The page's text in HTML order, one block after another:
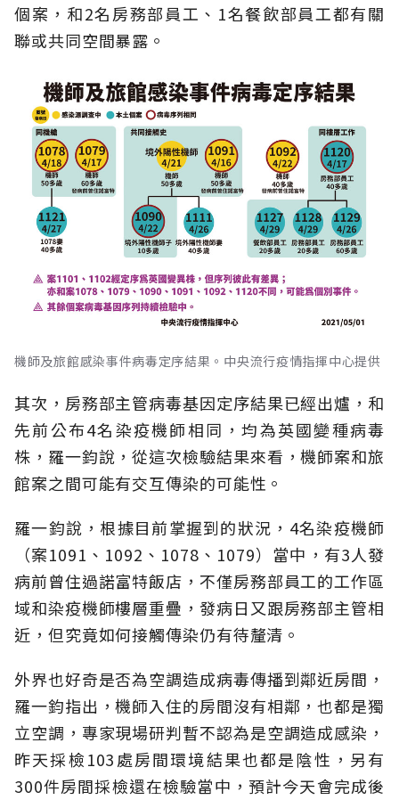
個案，和2名房務部員工、1名餐飲部員工都有關
聯或共同空間暴露。
機師及旅館感染事件病毒定序結果。中央流行疫情指揮中心提供
其次，房務部主管病毒基因定序結果已經出爐，和
先前公布4名染疫機師相同，均為英國變種病毒
株，羅一鈞說，從這次檢驗結果來看，機師案和旅
館案之間可能有交互傳染的可能性。
羅一鈞說，根據目前掌握到的狀況，4名染疫機師
（案1091、1092、1078、1079）當中，有3人發
病前曾住過諾富特飯店，不僅房務部員工的工作區
域和染疫機師樓層重疊，發病日又跟房務部主管相
近，但究竟如何接觸傳染仍有待釐清。
外界也好奇是否為空調造成病毒傳播到鄰近房間，
羅一鈞指出，機師入住的房間沒有相鄰，也都是獨
立空調，專家現場研判暫不認為是空調造成感染，
昨天採檢103處房間環境結果也都是陰性，另有
300件房間採檢還在檢驗當中，預計今天會完成後